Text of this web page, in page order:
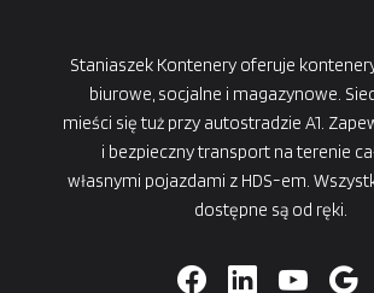
Staniaszek Kontenery oferuje
biurowe, socjalne i magazynowe.
mieści się tuż przy autostradzie A1.
i bezpieczny transport na terenie
własnymi pojazdami z HDS-em.
dostępne są od ręki.